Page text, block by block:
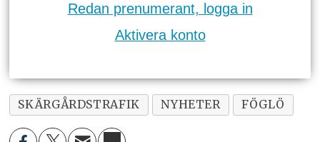
Redan prenumerant, logga in
Aktivera konto
SKÄRGÅRDSTRAFIK NYHETER FÖGLÖ